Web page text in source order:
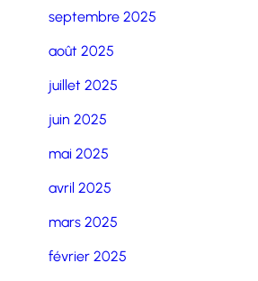
septembre 2025
août 2025
juillet 2025
juin 2025
mai 2025
avril 2025
mars 2025
février 2025